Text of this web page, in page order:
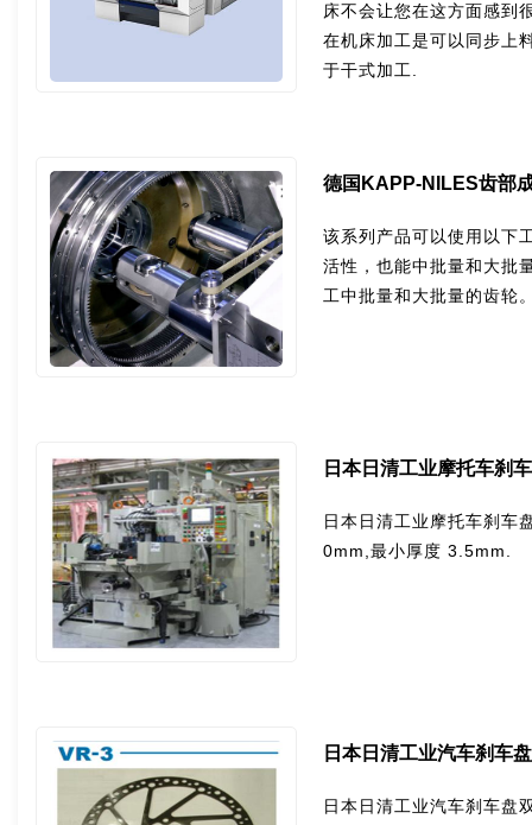
床不会让您在这方面感到
在机床加工是可以同步上
于干式加工.
德国KAPP-NILES齿部
该系列产品可以使用以下
活性，也能中批量和大批
工中批量和大批量的齿轮
日本日清工业摩托车刹
日本日清工业摩托车刹车
0mm,最小厚度 3.5mm.
日本日清工业汽车刹车
日本日清工业汽车刹车盘